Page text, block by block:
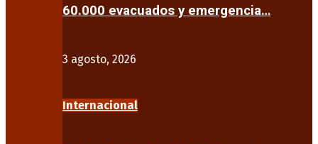
60.000 evacuados y emergencia…
3 agosto, 2026
Internacional